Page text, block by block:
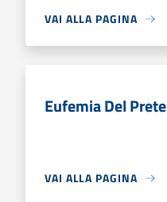
VAI ALLA PAGINA
Eufemia Del Prete
VAI ALLA PAGINA